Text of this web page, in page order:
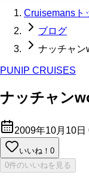
Cruisemansト
ブログ
ナッチャン
PUNIP CRUISES
ナッチャン
2009年10月10日
いいね！ 0
0件のいいねを見る